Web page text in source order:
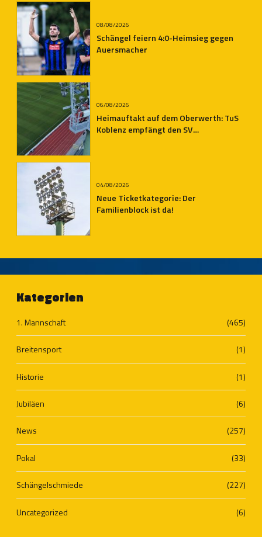
08/08/2026
Schängel feiern 4:0-Heimsieg gegen
Auersmacher
06/08/2026
Heimauftakt auf dem Oberwerth: TuS
Koblenz empfängt den SV
04/08/2026
Neue Ticketkategorie: Der
Familienblock ist da!
Kategorien
1. Mannschaft (465)
Breitensport (1)
Historie (1)
Jubiläen (6)
News (257)
Pokal (33)
Schängelschmiede (227)
Uncategorized (6)